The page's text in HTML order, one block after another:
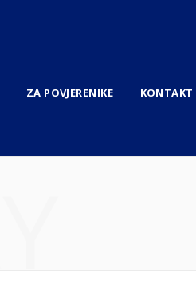
ZA POVJERENIKE KONTAKT